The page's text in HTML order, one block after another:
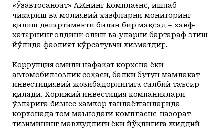
«Ўзавтосаноат» АЖнинг Комплаенс, ишлаб
чиқариш ва молиявий хавфларни мониторинг
қилиш департаменти билан бир мақсад – хавф-
хатарнинг олдини олиш ва уларни бартараф этиш
йўлида фаолият кўрсатувчи хизматдир.
Коррупция омили нафақат корхона ёки
автомобилсозлик соҳаси, балки бутун мамлакат
инвестициявий жозибадорлигига салбий таъсир
қилади. Хорижий инвестиция компаниялари
ўзларига бизнес ҳамкор танлаётганларида
корхонада том маънодаги комплаенс-назорат
тизимининг мавжудлиги ёки йўқлигига жиддий